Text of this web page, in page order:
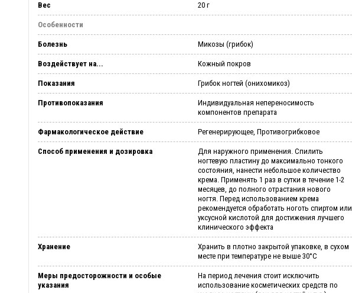
Вес 20 г
Особенности
Болезнь Микозы (грибок)
Воздействует на... Кожный покров
Показания Грибок ногтей (онихомикоз)
Противопоказания
Индивидуальная непереносимость
компонентов препарата
Фармакологическое действие Регенерирующее, Противогрибковое
Способ применения и дозировка
Для наружного применения. Спилить
ногтевую пластину до максимально тонкого
состояния, нанести небольшое количество
крема. Применять 1 раз в сутки в течение 1-2
месяцев, до полного отрастания нового
ногтя. Перед использованием крема
рекомендуется обработать ноготь спиртом или
уксусной кислотой для достижения лучшего
клинического эффекта
Хранение
Хранить в плотно закрытой упаковке, в сухом
месте при температуре не выше 30°С
Меры предосторожности и особые
указания
На период лечения стоит исключить
использование косметических средств по